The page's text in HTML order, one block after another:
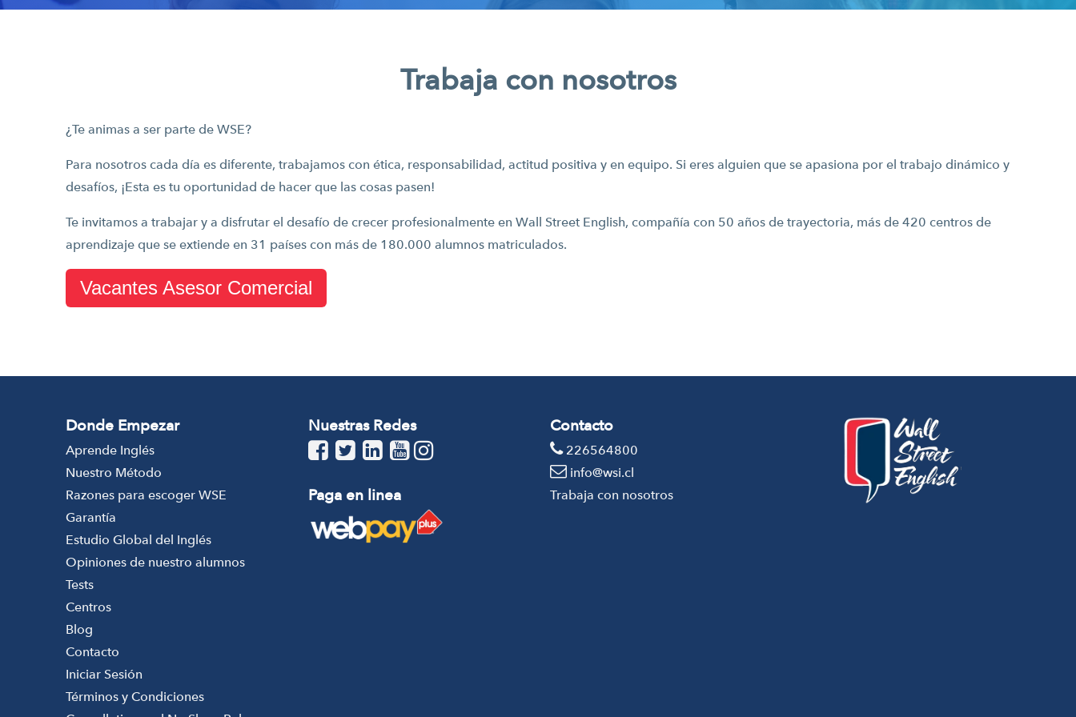
Trabaja con nosotros
¿Te animas a ser parte de WSE?
Para nosotros cada día es diferente, trabajamos con ética, responsabilidad, actitud positiva y en equipo. Si eres alguien que se apasiona por el trabajo dinámico y
desafíos, ¡Esta es tu oportunidad de hacer que las cosas pasen!
Te invitamos a trabajar y a disfrutar el desafío de crecer profesionalmente en Wall Street English, compañía con 50 años de trayectoria, más de 420 centros de
aprendizaje que se extiende en 31 países con más de 180.000 alumnos matriculados.
Vacantes Asesor Comercial
Donde Empezar
Aprende Inglés
Nuestro Método
Razones para escoger WSE
Garantía
Estudio Global del Inglés
Opiniones de nuestro alumnos
Tests
Centros
Blog
Contacto
Iniciar Sesión
Términos y Condiciones
Nuestras Redes
Paga en linea
Contacto
226564800
info@wsi.cl
Trabaja con nosotros